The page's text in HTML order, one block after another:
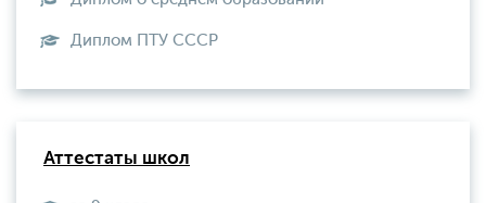
Диплом ПТУ СССР
Аттестаты школ